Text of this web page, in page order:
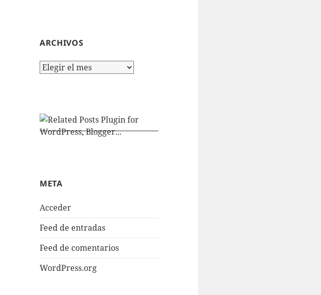
ARCHIVOS
Archivos
META
Acceder
Feed de entradas
Feed de comentarios
WordPress.org